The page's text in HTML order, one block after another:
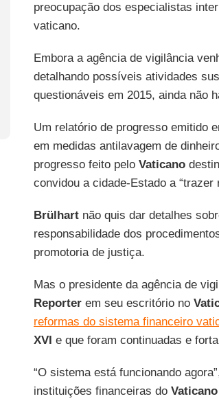
preocupação dos especialistas
vaticano.
Embora a agência de vigilância
detalhando possíveis atividades
questionáveis em 2015, ainda não
Um relatório de progresso emitido
em medidas antilavagem de
progresso feito pelo Vaticano
convidou a cidade-Estado a
Brülhartnão quis dar detalhes
responsabilidade dos
promotoria de justiça.
Mas o presidente da agência de
Reporterem seu escritório no
reformas do sistema financeiro
XVI e que foram continuadas e
“O sistema está funcionando
instituições financeiras do Vaticano